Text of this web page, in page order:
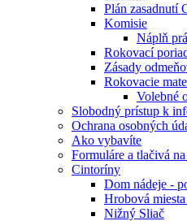
Plán zasadnutí
Komisie
Náplň
Rokovací
Zásady
Rokovacie
Volebné
Slobodný prístup k
Ochrana osobných
Ako vybavíte
Formuláre a tlačivá
Cintoríny
Dom nádeje -
Hrobová
Nižný Sliač